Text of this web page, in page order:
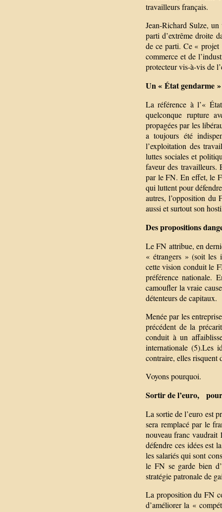
travailleurs français.
Jean-Richard Sulze,
parti d’extrême droite
de ce parti. Ce « projet
commerce et de
protecteur vis-à-vis de
Un « État gendarme
La référence à l’«
quelconque rupture
propagées par les
a toujours été
l’exploitation des
luttes sociales et
faveur des travailleurs.
par le FN. En effet, le
qui luttent pour
autres, l’opposition du
aussi et surtout son
Des propositions
Le FN attribue, en
« étrangers » (soit les
cette vision conduit le
préférence nationale.
camoufler la vraie
détenteurs de capitaux.
Menée par les
précédent de la
conduit à un
internationale (5).Les
contraire, elles risquent
Voyons pourquoi.
Sortir de l’euro,
La sortie de l’euro est
sera remplacé par le
nouveau franc vaudrait
défendre ces idées est
les salariés qui sont
le FN se garde bien
stratégie patronale de
La proposition du FN
d’améliorer la «